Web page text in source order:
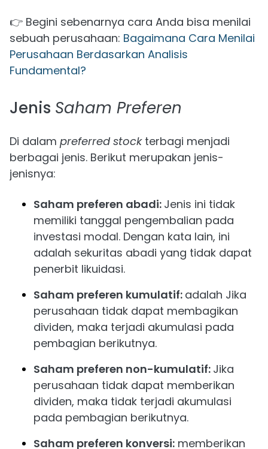
👉 Begini sebenarnya cara Anda bisa menilai
sebuah perusahaan: Bagaimana Cara Menilai
Perusahaan Berdasarkan Analisis
Fundamental?
Jenis Saham Preferen
Di dalam preferred stockterbagi menjadi
berbagai jenis. Berikut merupakan jenis-
jenisnya:
Saham preferen abadi: Jenis ini tidak
memiliki tanggal pengembalian pada
investasi modal. Dengan kata lain, ini
adalah sekuritas abadi yang tidak dapat
penerbit likuidasi.
Saham preferen kumulatif: adalah Jika
perusahaan tidak dapat membagikan
dividen, maka terjadi akumulasi pada
pembagian berikutnya.
Saham preferen non-kumulatif: Jika
perusahaan tidak dapat memberikan
dividen, maka tidak terjadi akumulasi
pada pembagian berikutnya.
Saham preferen konversi: memberikan